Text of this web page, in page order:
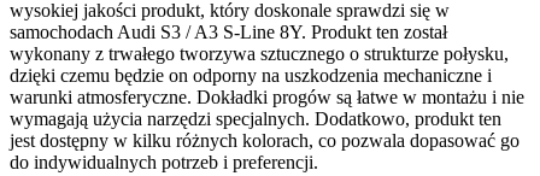
wysokiej jakości produkt, który doskonale sprawdzi się w
samochodach Audi S3 / A3 S-Line 8Y. Produkt ten został
wykonany z trwałego tworzywa sztucznego o strukturze połysku,
dzięki czemu będzie on odporny na uszkodzenia mechaniczne i
warunki atmosferyczne. Dokładki progów są łatwe w montażu i nie
wymagają użycia narzędzi specjalnych. Dodatkowo, produkt ten
jest dostępny w kilku różnych kolorach, co pozwala dopasować go
do indywidualnych potrzeb i preferencji.